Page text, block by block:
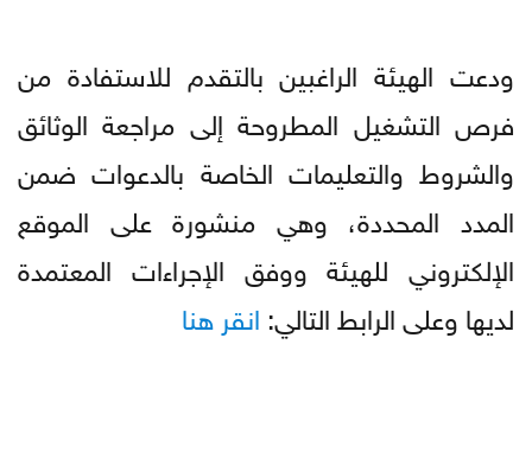
ودعت الهيئة الراغبين بالتقدم للاستفادة من
فرص التشغيل المطروحة إلى مراجعة الوثائق
والشروط والتعليمات الخاصة بالدعوات ضمن
المدد المحددة، وهي منشورة على الموقع
الإلكتروني للهيئة ووفق الإجراءات المعتمدة
لديها وعلى الرابط التالي: انقر هنا